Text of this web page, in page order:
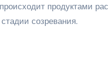
продуктами
созревания.